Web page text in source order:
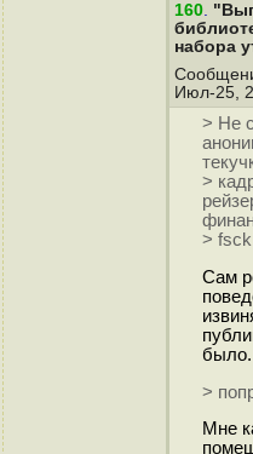
160.
набора
Июл-25,
> Не
>
>
Сам
было.
>
Мне